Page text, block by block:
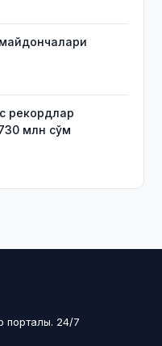
рекордлар
млн сўм
порталы. 24/7